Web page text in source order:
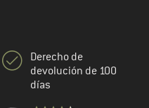
Derecho de
devolución de 100
días